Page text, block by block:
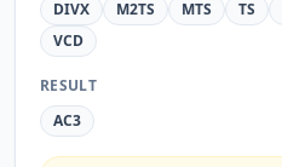
DIVX
M2TS MTS TS
VCD
RESULT
AC3